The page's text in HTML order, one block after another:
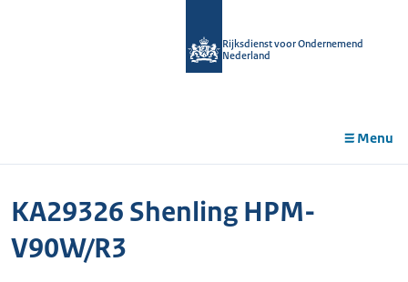
Rijksdienst voor Ondernemend
Nederland
Menu
KA29326 Shenling HPM-
V90W/R3